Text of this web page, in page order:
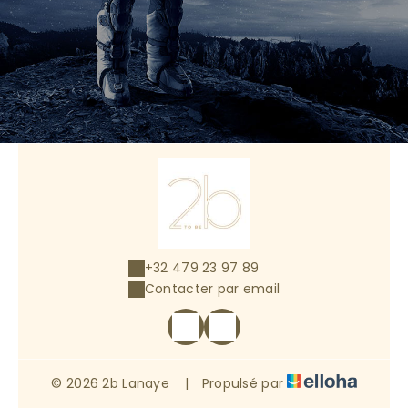
+32 479 23 97 89
Contacter par email
© 2026 2b Lanaye | Propulsé par